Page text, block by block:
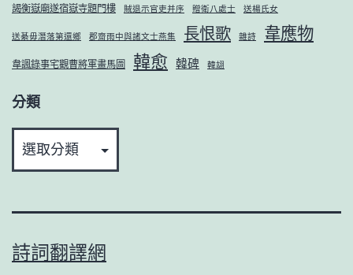
謁衡嶽廟遂宿嶽寺題門樓 賊退示官吏并序 贈衛八處士 送楊氏女
送綦毋潛落第還鄉 郡齋雨中與諸文士燕集 長恨歌 雜詩 韋應物
韋諷錄事宅觀曹將軍畫馬圖 韓愈 韓碑 韓翃
分類
分
詩詞翻譯網